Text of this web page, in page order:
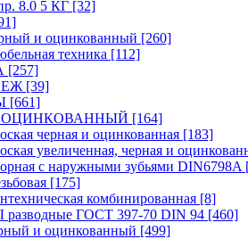
8.0 5 КГ [32]
и оцинкованный [260]
техника [112]
[39]
[661]
[164]
черная и оцинкованная [183]
увеличенная, черная и
с наружными зубьями DIN6798A
[175]
комбинированная [8]
ГОСТ 397-70 DIN 94 [460]
и оцинкованный [499]